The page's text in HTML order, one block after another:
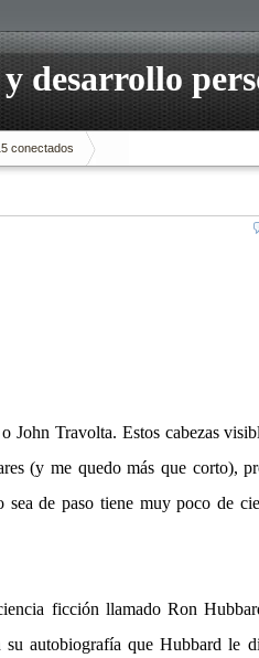
desarrollo
conectados
John Travolta. Estos cabezas
(y me quedo más que corto),
sea de paso tiene muy poco de
ficción llamado Ron
autobiografía que Hubbard le